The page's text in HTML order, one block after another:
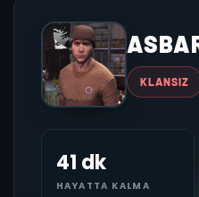
KLANSIZ
41 dk
HAYATTA KALMA